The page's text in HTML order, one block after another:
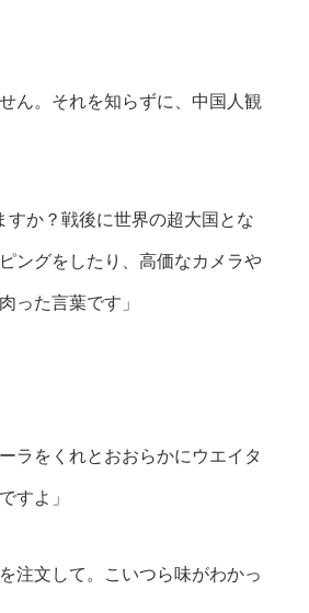
ん。それを知らずに、中国人観
すか？戦後に世界の超大国とな
ングをしたり、高価なカメラや
った言葉です」
ラをくれとおおらかにウエイタ
すよ」
注文して。こいつら味がわかっ